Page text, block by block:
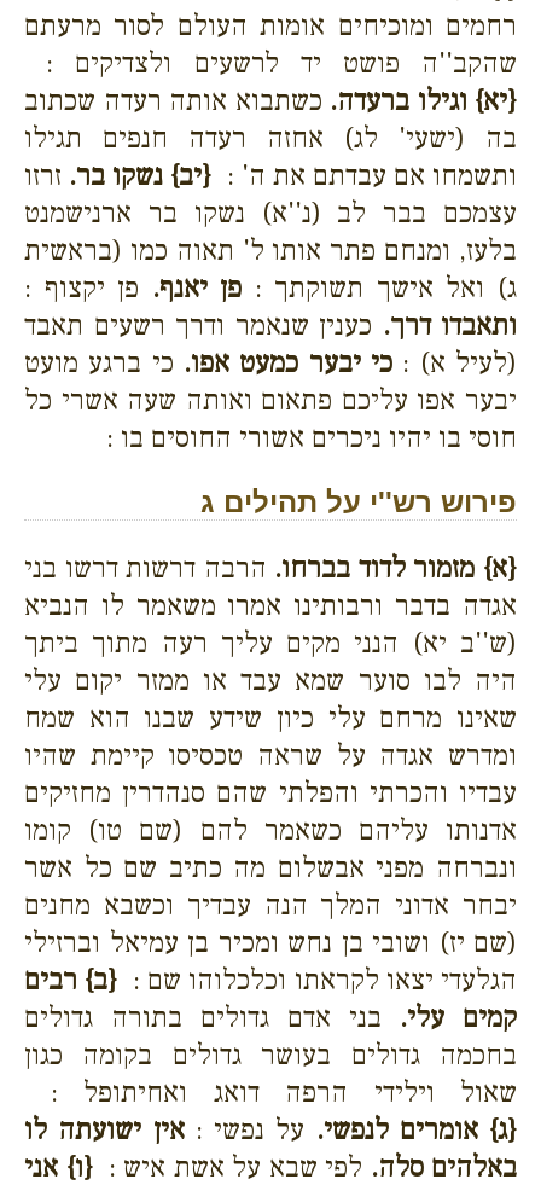
רחמים ומוכיחים אומות העולם לסור מרעתם
שהקב''ה פושט יד לרשעים ולצדיקים :
{יא} וגילו ברעדה. כשתבוא אותה רעדה שכתוב
בה (ישעי' לג) אחזה רעדה חנפים תגילו
ותשמחו אם עבדתם את ה' : {יב} נשקו בר. זרזו
עצמכם בבר לב (נ''א) נשקו בר ארנישמנט
בלעז, ומנחם פתר אותו ל' תאוה כמו (בראשית
ג) ואל אישך תשוקתך : פן יאנף. פן יקצוף :
ותאבדו דרך. כענין שנאמר ודרך רשעים תאבד
(לעיל א) : כי יבער כמעט אפו. כי ברגע מועט
יבער אפו עליכם פתאום ואותה שעה אשרי כל
חוסי בו יהיו ניכרים אשורי החוסים בו :
פירוש רש''י על תהילים ג
{א} מזמור לדוד בברחו. הרבה דרשות דרשו בני
אגדה בדבר ורבותינו אמרו משאמר לו הנביא
(ש''ב יא) הנני מקים עליך רעה מתוך ביתך
היה לבו סוער שמא עבד או ממזר יקום עלי
שאינו מרחם עלי כיון שידע שבנו הוא שמח
ומדרש אגדה על שראה טכסיסו קיימת שהיו
עבדיו והכרתי והפלתי שהם סנהדרין מחזיקים
אדנותו עליהם כשאמר להם (שם טו) קומו
ונברחה מפני אבשלום מה כתיב שם כל אשר
יבחר אדוני המלך הנה עבדיך וכשבא מחנים
(שם יז) ושובי בן נחש ומכיר בן עמיאל וברזילי
הגלעדי יצאו לקראתו וכלכלוהו שם : {ב} רבים
קמים עלי. בני אדם גדולים בתורה גדולים
בחכמה גדולים בעושר גדולים בקומה כגון
שאול וילידי הרפה דואג ואחיתופל :
{ג} אומרים לנפשי. על נפשי :אין ישועתה לו
באלהים סלה. לפי שבא על אשת איש :{ו} אני